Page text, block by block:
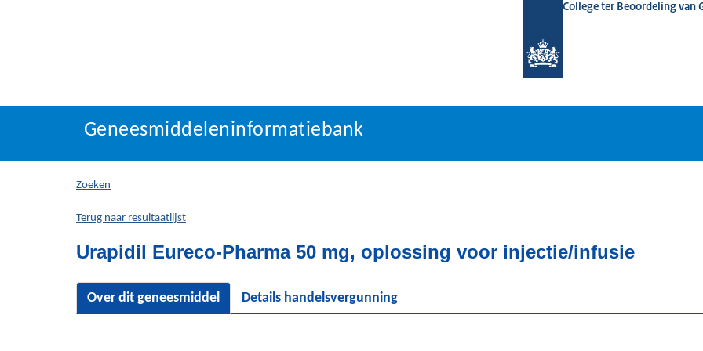
College ter Beoordeling van
Geneesmiddeleninformatiebank
U
hier:
Geneesmiddeleninformatiebank
Zoeken
Terug naar resultaatlijst
Urapidil Eureco-Pharma 50 mg, oplossing voor injectie/infusie
Over dit geneesmiddel Details handelsvergunning